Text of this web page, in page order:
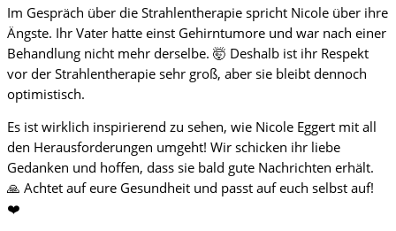
Im Gespräch über die Strahlentherapie spricht Nicole über ihre
Ängste. Ihr Vater hatte einst Gehirntumore und war nach einer
Behandlung nicht mehr derselbe. 🤯 Deshalb ist ihr Respekt
vor der Strahlentherapie sehr groß, aber sie bleibt dennoch
optimistisch.
Es ist wirklich inspirierend zu sehen, wie Nicole Eggert mit all
den Herausforderungen umgeht! Wir schicken ihr liebe
Gedanken und hoffen, dass sie bald gute Nachrichten erhält.
🙏 Achtet auf eure Gesundheit und passt auf euch selbst auf!
❤️